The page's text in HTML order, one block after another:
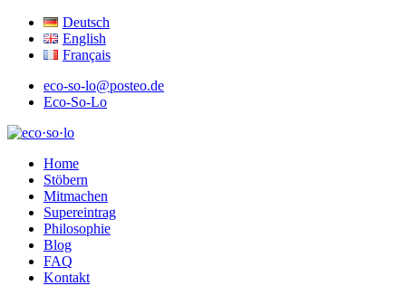
Deutsch
English
Français
eco-so-lo@posteo.de
Eco-So-Lo
eco·so·lo
Home
Stöbern
Mitmachen
Supereintrag
Philosophie
Blog
FAQ
Kontakt